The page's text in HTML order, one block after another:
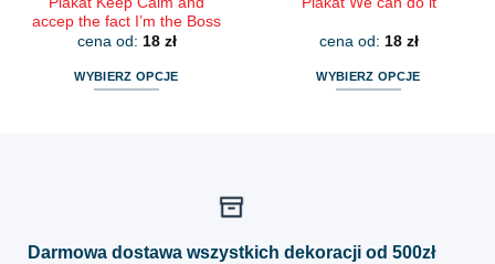
accep the fact I’m the Boss
cena od: 18 zł
WYBIERZ OPCJE
cena od: 18 zł
WYBIERZ OPCJE
Darmowa dostawa wszystkich dekoracji od 500zł